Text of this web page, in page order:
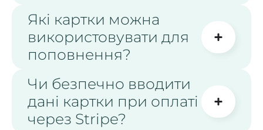
Які картки можна
використовувати для
поповнення?
Чи безпечно вводити
дані картки при оплаті
через Stripe?